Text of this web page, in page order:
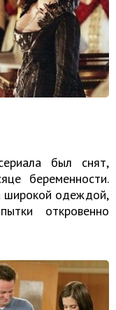
был снят,
беременности.
широкой одеждой,
откровенно